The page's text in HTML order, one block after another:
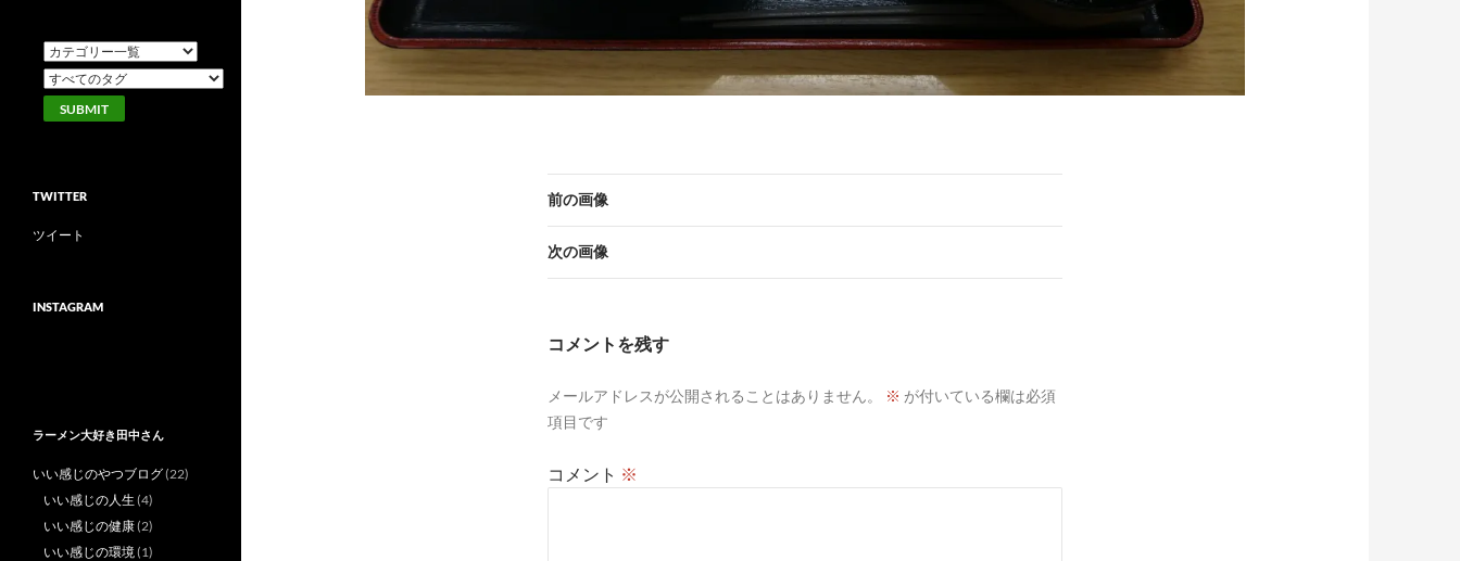
前の画像
次の画像
コメントを残す
メールアドレスが公開されることはありません。 ※ が付いている欄は必須
項目です
コメント ※
TWITTER
ツイート
INSTAGRAM
ラーメン大好き田中さん
いい感じのやつブログ(22)
いい感じの人生 (4)
いい感じの健康(2)
いい感じの環境(1)